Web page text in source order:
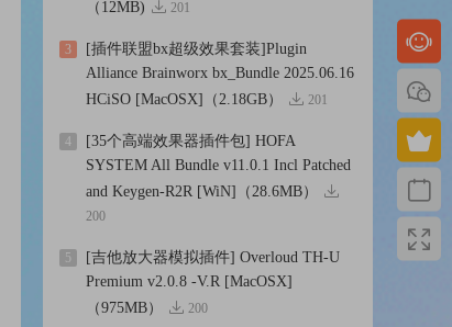
（12MB)
201
3
[插件联盟bx超级效果套装]Plugin
Alliance Brainworx bx_Bundle 2025.06.16
HCiSO [MacOSX]（2.18GB）
201
4
[35个高端效果器插件包] HOFA
SYSTEM All Bundle v11.0.1 Incl Patched
and Keygen-R2R [WiN]（28.6MB）
200
5
[吉他放大器模拟插件] Overloud TH-U
Premium v2.0.8 -V.R [MacOSX]
（975MB）
200